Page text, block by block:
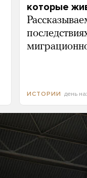
которые
ИСТОРИИ день